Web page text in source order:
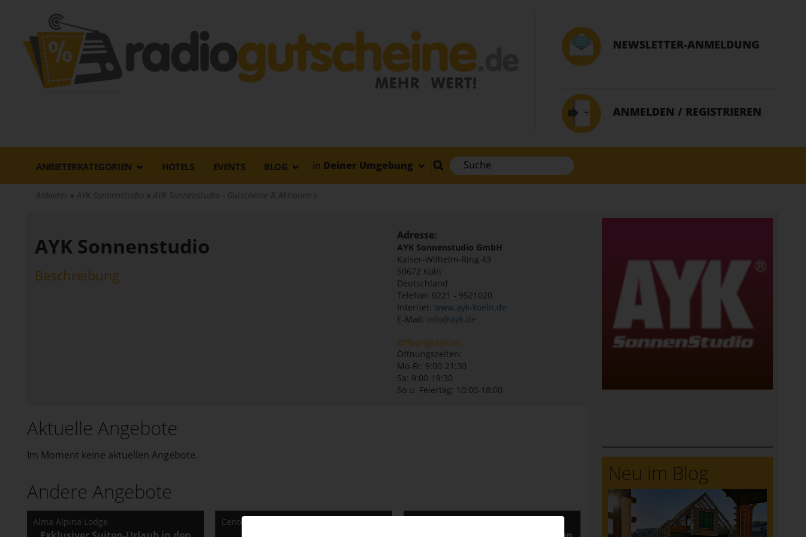
NEWSLETTER-ANMELDUNG
ANMELDEN / REGISTRIEREN
ANBIETERKATEGORIEN HOTELS EVENTS BLOG in Deiner Umgebung
Anbieter AYK Sonnenstudio AYK Sonnenstudio - Gutscheine & Aktionen
AYK Sonnenstudio
Beschreibung
Adresse:
AYK Sonnenstudio GmbH
Kaiser-Wilhelm-Ring 43
50672 Köln
Deutschland
Telefon: 0221 - 9521020
Internet: www.ayk-koeln.de
E-Mail: info@ayk.de
Öffnungszeiten:
Öffnungszeiten:
Mo-Fr: 9:00-21:30
Sa: 9:00-19:30
So u. Feiertag: 10:00-18:00
Aktuelle Angebote
Im Moment keine aktuellen Angebote.
Andere Angebote
Alma Alpina Lodge Center Parcs Europe
Neu im Blog